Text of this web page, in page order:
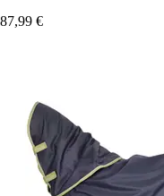
87,99 €